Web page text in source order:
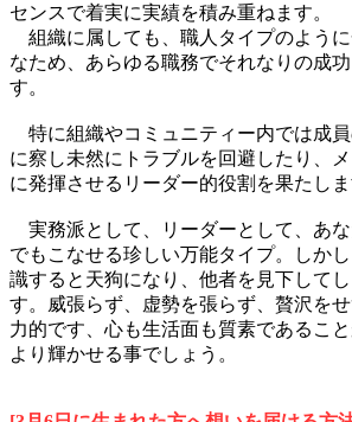
センスで着実に実績を積み重ねます。
組織に属しても、職人タイプのよう
なため、あらゆる職務でそれなりの成
す。
特に組織やコミュニティー内では成
に察し未然にトラブルを回避したり、
に発揮させるリーダー的役割を果たしま
実務派として、リーダーとして、あ
でもこなせる珍しい万能タイプ。しか
識すると天狗になり、他者を見下して
す。威張らず、虚勢を張らず、贅沢を
力的です、心も生活面も質素であるこ
より輝かせる事でしょう。